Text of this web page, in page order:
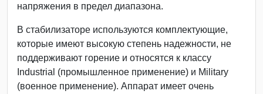
напряжения в предел диапазона.
В стабилизаторе используются комплектующие,
которые имеют высокую степень надежности, не
поддерживают горение и относятся к классу
Industrial (промышленное применение) и Military
(военное применение). Аппарат имеет очень